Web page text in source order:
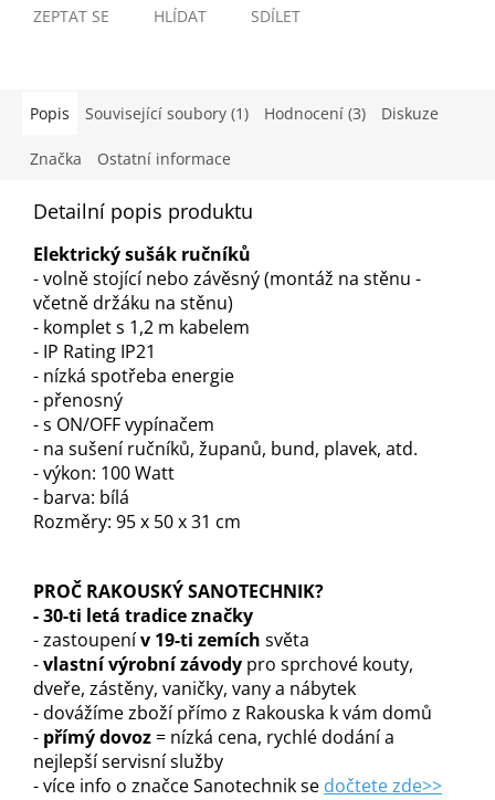
ZEPTAT SE HLÍDAT SDÍLET
Popis Související soubory (1) Hodnocení (3) Diskuze
Značka Ostatní informace
Detailní popis produktu
Elektrický sušák ručníků
- volně stojící nebo závěsný (montáž na stěnu -
včetně držáku na stěnu)
- komplet s 1,2 m kabelem
- IP Rating IP21
- nízká spotřeba energie
- přenosný
- s ON/OFF vypínačem
- na sušení ručníků, županů, bund, plavek, atd.
- výkon: 100 Watt
- barva: bílá
Rozměry: 95 x 50 x 31 cm
PROČ RAKOUSKÝ SANOTECHNIK?
-30-ti letá tradice značky
- zastoupenív 19-ti zemích světa
-vlastní výrobní závody pro sprchové kouty,
dveře, zástěny, vaničky, vany a nábytek
- dovážíme zboží přímo z Rakouska k vám domů
- přímý dovoz= nízká cena, rychlé dodání a
nejlepší servisní služby
- více info o značce Sanotechnik se dočtete zde>>